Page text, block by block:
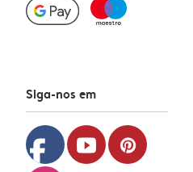
Siga-nos em
facebook youtube pinterest